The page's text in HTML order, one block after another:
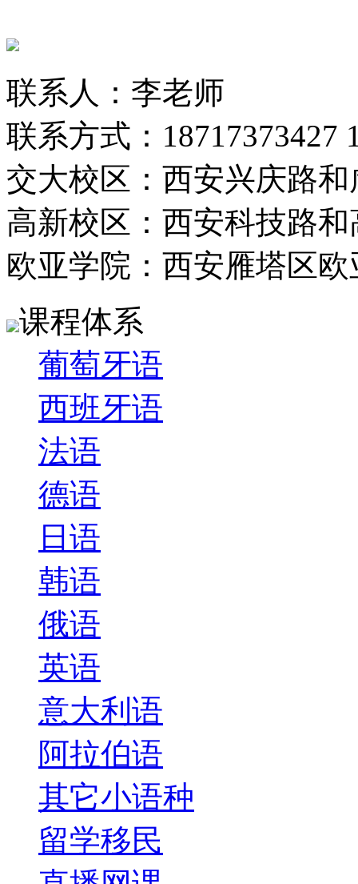
联系人：李老师
联系方式：18717373427
交大校区：西安兴庆路
高新校区：西安科技路
欧亚学院：西安雁塔区
课程体系
葡萄牙语
西班牙语
法语
德语
日语
韩语
俄语
英语
意大利语
阿拉伯语
其它小语种
留学移民